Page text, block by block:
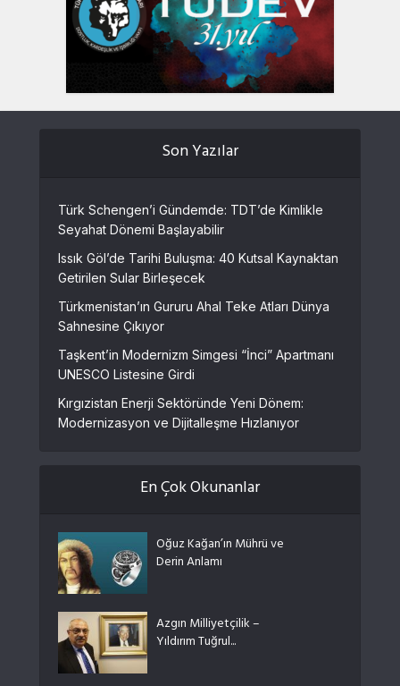
Son Yazılar
Türk Schengen’i Gündemde: TDT’de Kimlikle
Seyahat Dönemi Başlayabilir
Issık Göl’de Tarihi Buluşma: 40 Kutsal Kaynaktan
Getirilen Sular Birleşecek
Türkmenistan’ın Gururu Ahal Teke Atları Dünya
Sahnesine Çıkıyor
Taşkent’in Modernizm Simgesi “İnci” Apartmanı
UNESCO Listesine Girdi
Kırgızistan Enerji Sektöründe Yeni Dönem:
Modernizasyon ve Dijitalleşme Hızlanıyor
En Çok Okunanlar
Oğuz Kağan’ın Mührü ve
Derin Anlamı
Azgın Milliyetçilik –
Yıldırım Tuğrul...